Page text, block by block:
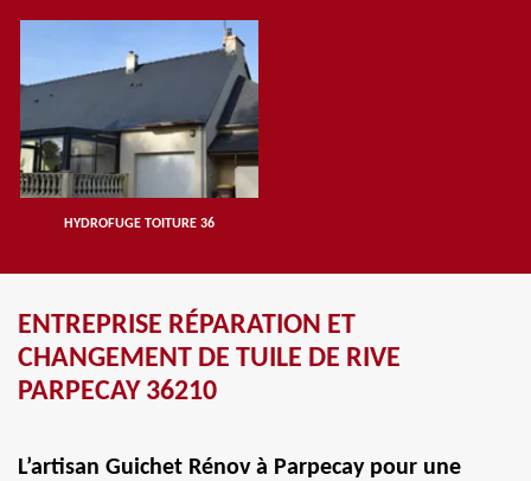
HYDROFUGE TOITURE 36
ENTREPRISE RÉPARATION ET
CHANGEMENT DE TUILE DE RIVE
PARPECAY 36210
L’artisan Guichet Rénov à Parpecay pour une